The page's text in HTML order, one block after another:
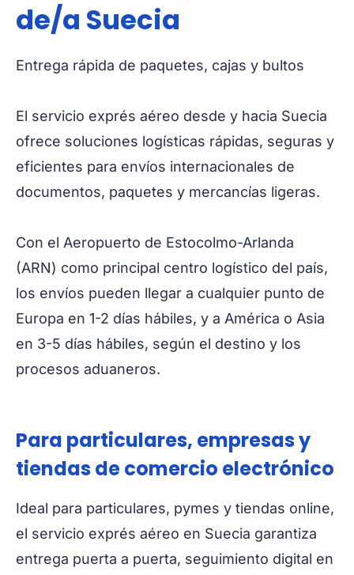
de/a Suecia
Entrega rápida de paquetes, cajas y bultos
El servicio exprés aéreo desde y hacia Suecia
ofrece soluciones logísticas rápidas, seguras y
eficientes para envíos internacionales de
documentos, paquetes y mercancías ligeras.
Con el Aeropuerto de Estocolmo-Arlanda
(ARN) como principal centro logístico del país,
los envíos pueden llegar a cualquier punto de
Europa en 1-2 días hábiles, y a América o Asia
en 3-5 días hábiles, según el destino y los
procesos aduaneros.
Para particulares, empresas y
tiendas de comercio electrónico
Ideal para particulares, pymes y tiendas online,
el servicio exprés aéreo en Suecia garantiza
entrega puerta a puerta, seguimiento digital en